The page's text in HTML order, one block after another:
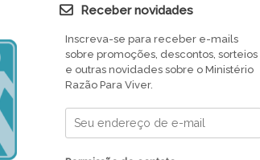
Receber novidades
Inscreva-se para receber e-mails
sobre promoções, descontos, sorteios
e outras novidades sobre o Ministério
Razão Para Viver.